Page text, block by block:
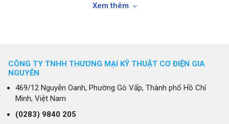
phẩm mà còn tích hợp nhiều tính năng tiên tiến để
biết, ưu và nhược điểm, ứng dụng thực tế, công
trình sử dụng, và lý do nên chọn tủ lạnh tại Gia
Nguyễn - maylanhxanh.vn.
Tủ Lạnh Là Gì?
Xem thêm
CÔNG TY TNHH THƯƠNG MẠI KỸ THUẬT CƠ ĐIỆN GIA
NGUYỄN
469/12 Nguyễn Oanh, Phường Gò Vấp, Thành phố Hồ Chí
Minh, Việt Nam
(0283) 9840 205